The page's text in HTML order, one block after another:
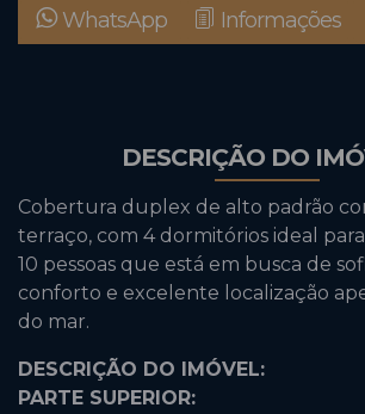
WhatsApp Informações
DESCRIÇÃO DO
Cobertura duplex de alto padrão
terraço, com 4 dormitórios ideal
10 pessoas que está em busca de
conforto e excelente localização
do mar.
DESCRIÇÃO DO IMÓVEL:
PARTE SUPERIOR: